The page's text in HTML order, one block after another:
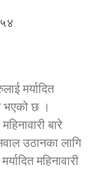
सुचना सन्देश
जुम्लाको सुचना
मर्यादित
भएको छ ।
बारे
उठानका लागि
महिनावारी